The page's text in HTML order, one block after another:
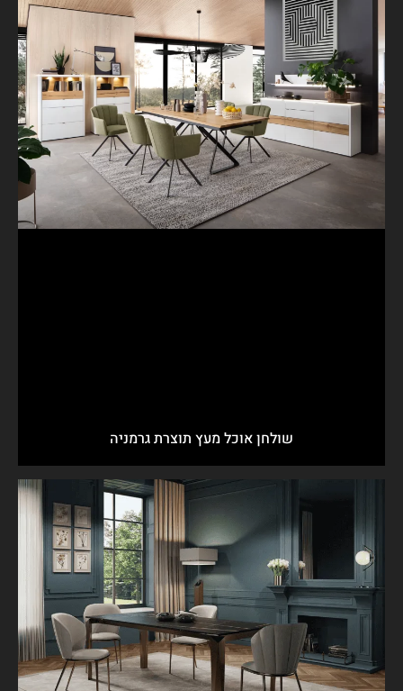
שולחן אוכל מעץ תוצרת גרמניה